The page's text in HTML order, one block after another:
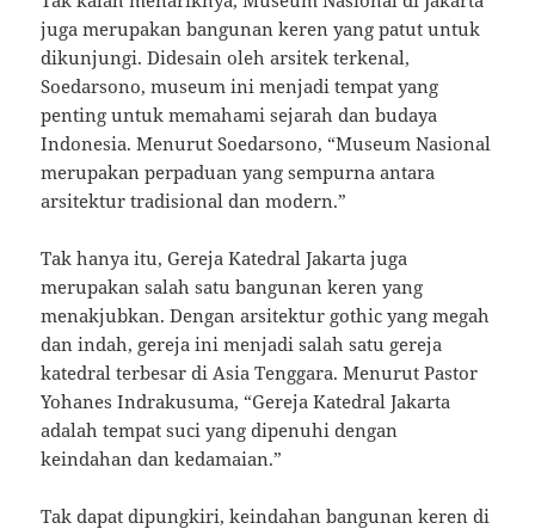
juga merupakan bangunan keren yang patut untuk
dikunjungi. Didesain oleh arsitek terkenal,
Soedarsono, museum ini menjadi tempat yang
penting untuk memahami sejarah dan budaya
Indonesia. Menurut Soedarsono, “Museum Nasional
merupakan perpaduan yang sempurna antara
arsitektur tradisional dan modern.”
Tak hanya itu, Gereja Katedral Jakarta juga
merupakan salah satu bangunan keren yang
menakjubkan. Dengan arsitektur gothic yang megah
dan indah, gereja ini menjadi salah satu gereja
katedral terbesar di Asia Tenggara. Menurut Pastor
Yohanes Indrakusuma, “Gereja Katedral Jakarta
adalah tempat suci yang dipenuhi dengan
keindahan dan kedamaian.”
Tak dapat dipungkiri, keindahan bangunan keren di